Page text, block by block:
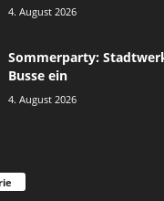
4. August 2026
Sommerparty:
Busse ein
4. August 2026